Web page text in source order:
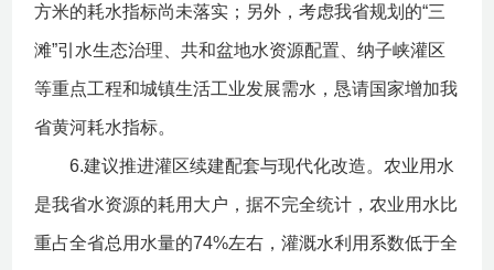
方米的耗水指标尚未落实；另外，考虑我省规划的“三
滩”引水生态治理、共和盆地水资源配置、纳子峡灌区
等重点工程和城镇生活工业发展需水，恳请国家增加我
省黄河耗水指标。
6.建议推进灌区续建配套与现代化改造。农业用水
是我省水资源的耗用大户，据不完全统计，农业用水比
重占全省总用水量的74%左右，灌溉水利用系数低于全